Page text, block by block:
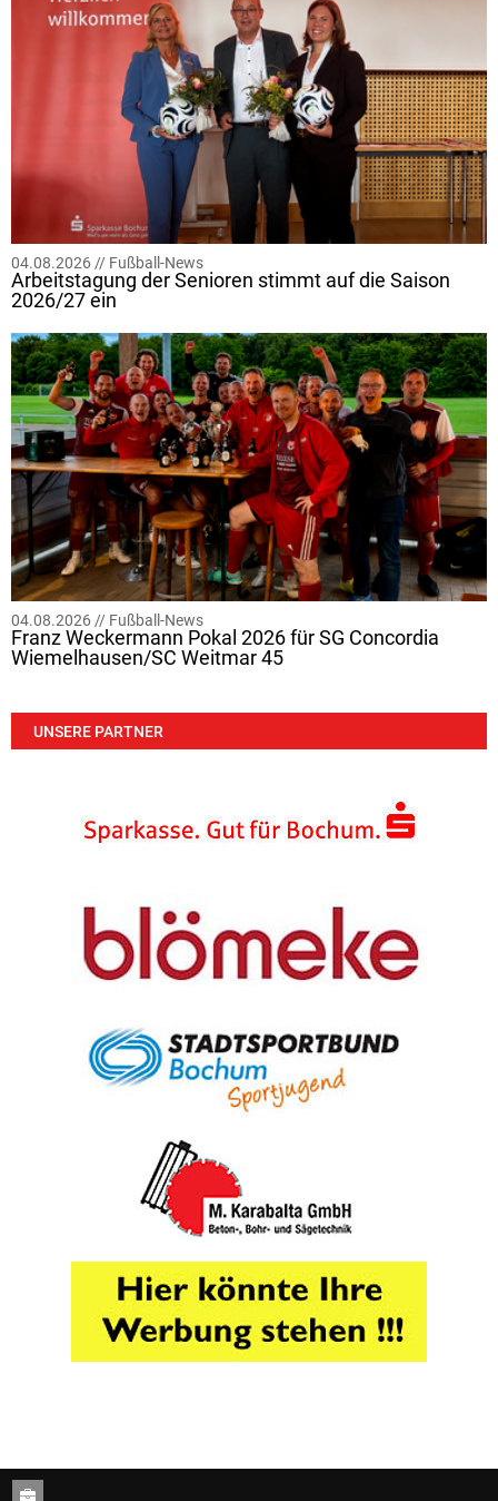
04.08.2026 // Fußball-News
Arbeitstagung der Senioren stimmt auf die Saison
2026/27 ein
04.08.2026 // Fußball-News
Franz Weckermann Pokal 2026 für SG Concordia
Wiemelhausen/SC Weitmar 45
UNSERE PARTNER